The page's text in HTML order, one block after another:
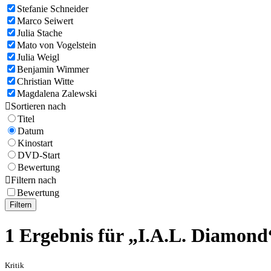
Stefanie Schneider
Marco Seiwert
Julia Stache
Mato von Vogelstein
Julia Weigl
Benjamin Wimmer
Christian Witte
Magdalena Zalewski
Sortieren nach
Titel
Datum
Kinostart
DVD-Start
Bewertung
Filtern nach
Bewertung
Filtern
1 Ergebnis für „I.A.L.
Kritik